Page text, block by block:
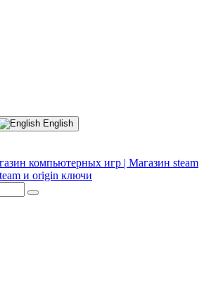
English